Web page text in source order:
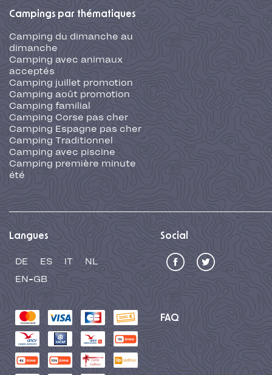
Campings par thématiques
Camping du dimanche au
dimanche
Camping avec animaux
acceptés
Camping juillet promotion
Camping août promotion
Camping familial
Camping Corse pas cher
Camping Espagne pas cher
Camping Traditionnel
Camping avec piscine
Camping première minute
été
Langues
DE ES IT
NL
EN-GB
Social
FAQ